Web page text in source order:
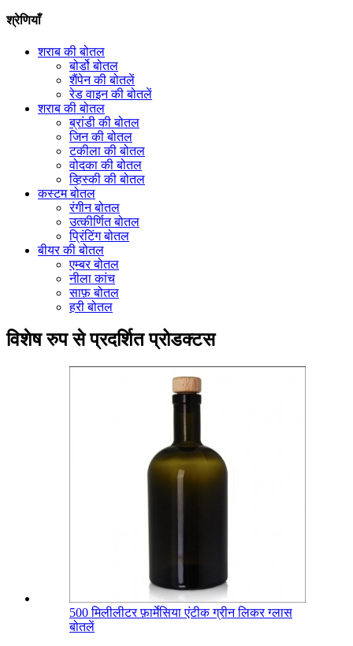
श्रेणियाँ
शराब की बोतल
बोर्डो बोतल
शैंपेन की बोतलें
रेड वाइन की बोतलें
शराब की बोतल
ब्रांडी की बोतल
जिन की बोतल
टकीला की बोतल
वोदका की बोतल
व्हिस्की की बोतल
कस्टम बोतल
रंगीन बोतल
उत्कीर्णित बोतल
प्रिंटिंग बोतल
बीयर की बोतल
एम्बर बोतल
नीला कांच
साफ़ बोतल
हरी बोतल
विशेष रुप से प्रदर्शित प्रोडक्टस
500 मिलीलीटर फ़ार्मेसिया एंटीक ग्रीन लिकर ग्लास
बोतलें